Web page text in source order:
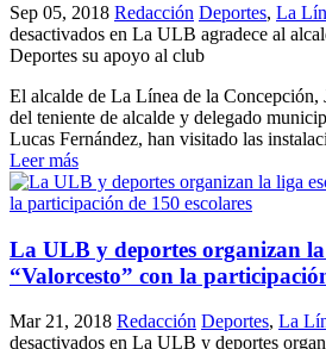
Sep 05, 2018 Redacción Deportes, La
desactivados en La ULB agradece al
Deportes su apoyo al club
El alcalde de La Línea de la Concepción,
del teniente de alcalde y delegado
Lucas Fernández, han visitado las
Leer más
La ULB y deportes organizan
“Valorcesto” con la
Mar 21, 2018 Redacción Deportes, La
desactivados en La ULB y deportes